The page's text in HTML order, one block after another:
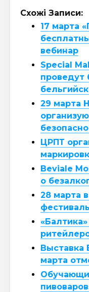
Схожі Записи:
17 марта
вебинар
Special
проведут
29 марта
ЦРПТ
Beviale
о
28 марта
Выставка
марта